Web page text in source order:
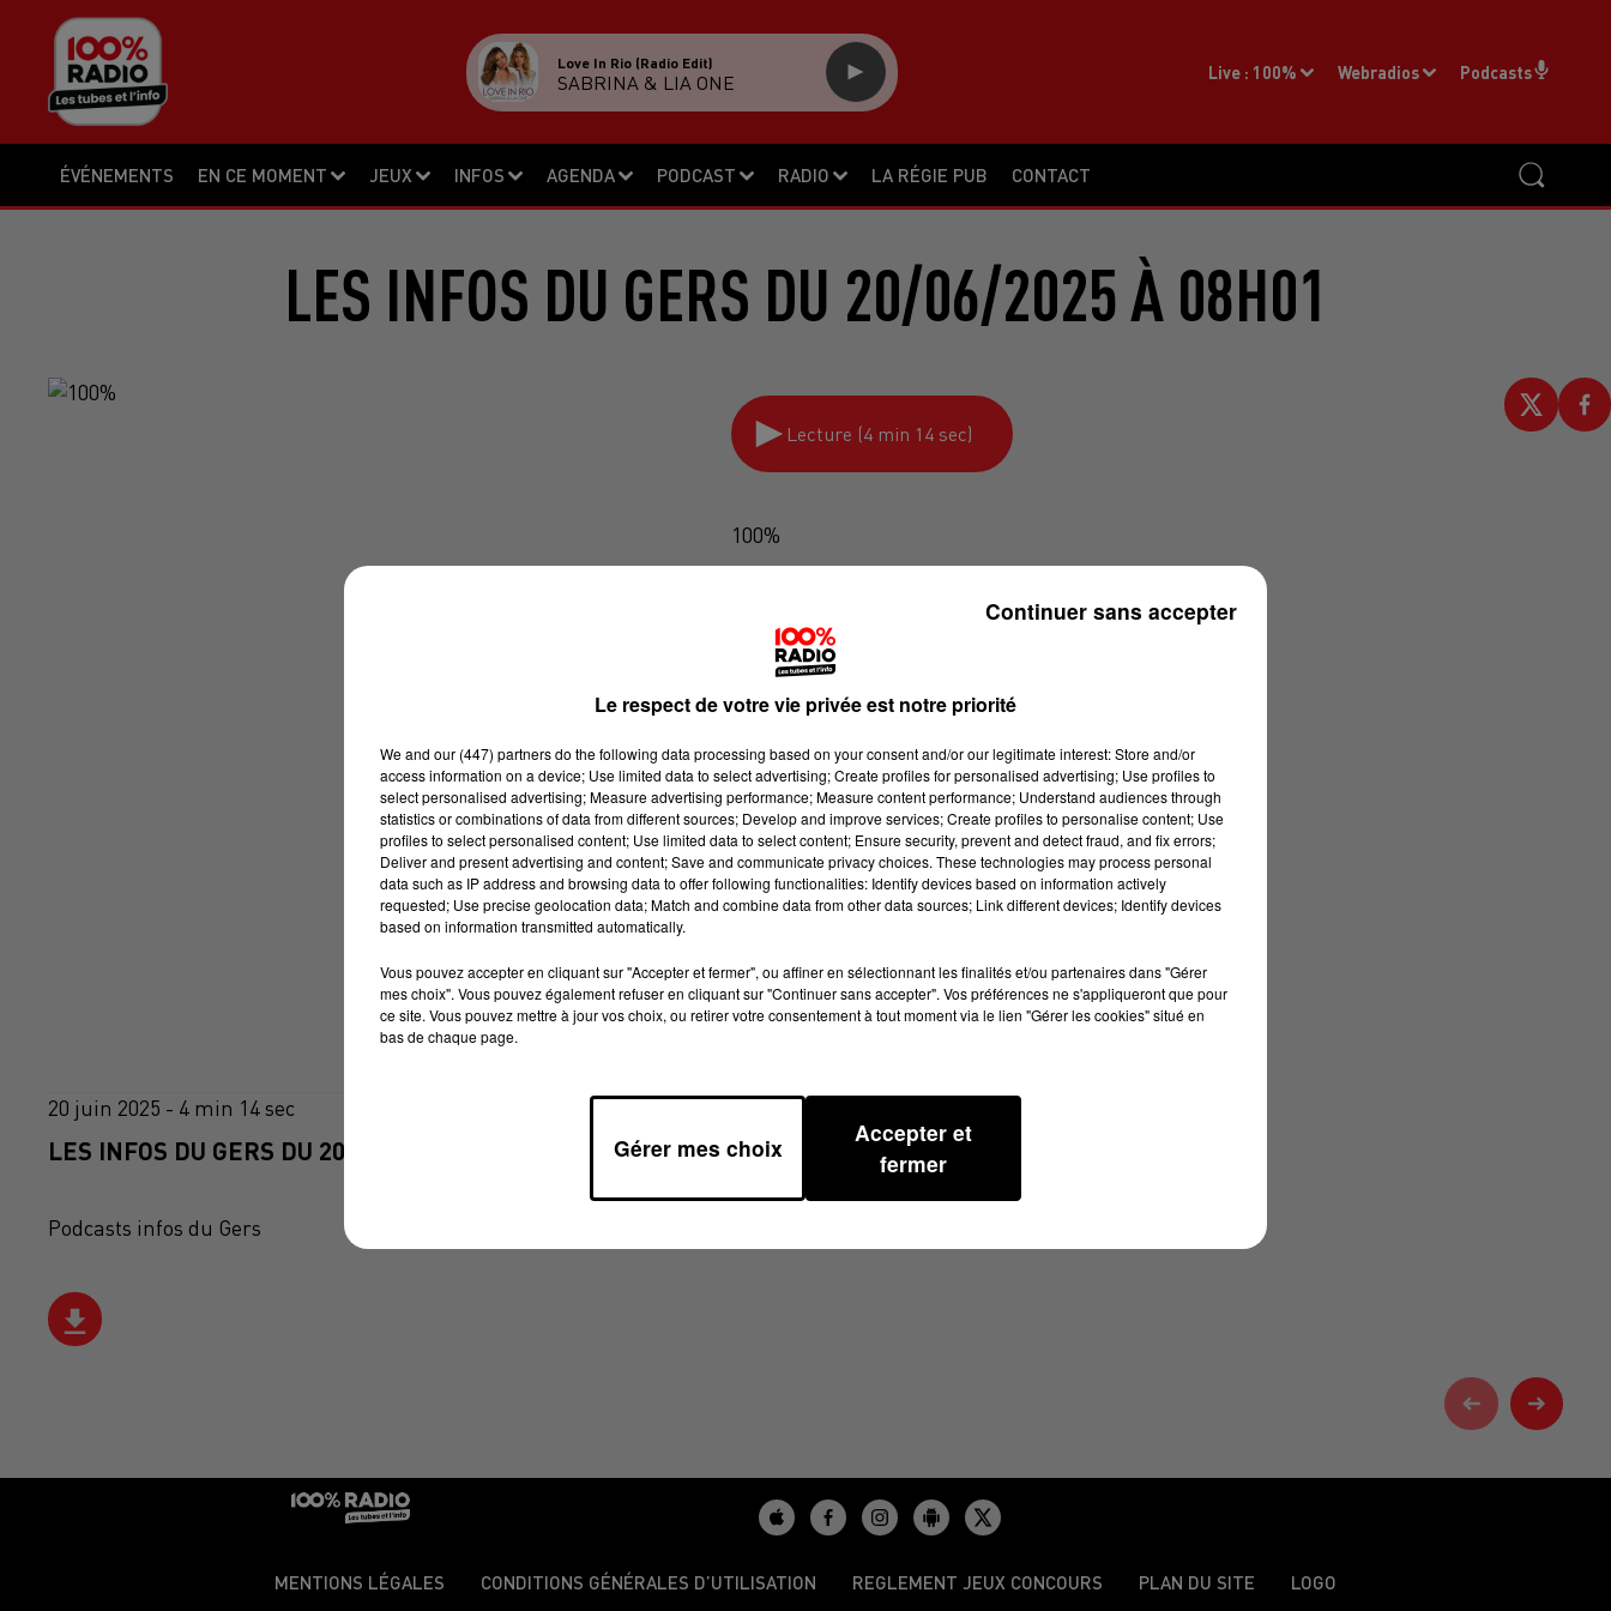
ÉVÉNEMENTS EN CE MOMENT JEUX INFOS AGENDA PODCAST RADIO LA RÉGIE PUB CONTACT
Live : 100% Webradios Podcasts
Love In Rio (radio Edit)
SABRINA & LIA ONE
LES INFOS DU GERS DU 20/06/2025 À 08H01
Lecture (4 min 14 sec)
100%
20 juin 2025 - 4 min 14 sec
LES INFOS DU GERS DU 20/06/2025 À 08H01
Podcasts infos du Gers
MENTIONS LÉGALES CONDITIONS GÉNÉRALES D’UTILISATION REGLEMENT JEUX CONCOURS PLAN DU SITE LOGO
Le respect de votre vie privée est notre priorité
We and our (447) partnersdo the following data processing based on your consent and/or our legitimate interest: Store and/or
access information on a device; Use limited data to select advertising; Create profiles for personalised advertising; Use profiles to
select personalised advertising; Measure advertising performance; Measure content performance; Understand audiences through
statistics or combinations of data from different sources; Develop and improve services; Create profiles to personalise content; Use
profiles to select personalised content; Use limited data to select content; Ensure security, prevent and detect fraud, and fix errors;
Deliver and present advertising and content; Save and communicate privacy choices. These technologies may process personal
data such as IP address and browsing data to offer following functionalities: Identify devices based on information actively
requested; Use precise geolocation data; Match and combine data from other data sources; Link different devices; Identify devices
based on information transmitted automatically.
Vous pouvez accepter en cliquant sur "Accepter et fermer", ou affiner en sélectionnant les finalités et/ou partenaires dans "Gérer
mes choix". Vous pouvez également refuser en cliquant sur "Continuer sans accepter". Vos préférences ne s'appliqueront que pour
ce site. Vous pouvez mettre à jour vos choix, ou retirer votre consentement à tout moment via le lien "Gérer les cookies" situé en
bas de chaque page.
Gérer mes choix
Accepter et
fermer
Continuer sans accepter